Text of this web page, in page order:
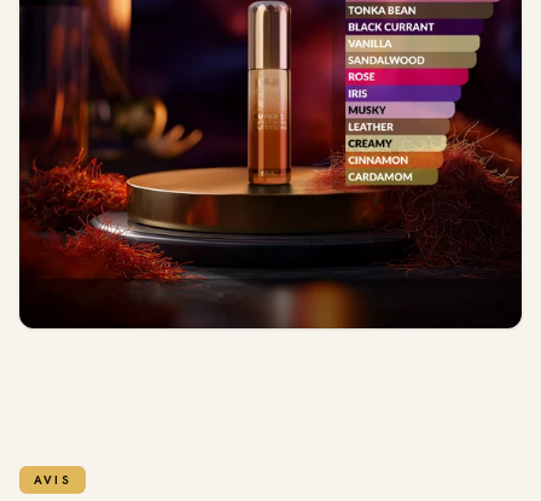
AVIS